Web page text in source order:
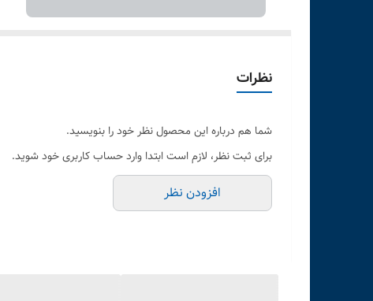
نظرات
شما هم درباره این محصول نظر خود را بنویسید.
برای ثبت نظر، لازم است ابتدا وارد حساب کاربری خود شوید.
افزودن نظر